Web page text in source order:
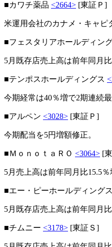
■カワチ薬品 <2664> [東証Ｐ]
米運用会社のカナメ・キャピ
■フェスタリアホールディン
5月既存店売上高は前年同月
■テンポスホールディングス
今期経常は40％増で2期連続最
■アルペン <3028> [東証Ｐ]
今期配当を5円増額修正。
■ＭｏｎｏｔａＲＯ <3064> [
5月売上高は前年同月比15.5％
■エー・ピーホールディングス
5月既存店売上高は前年同月比
■チムニー <3178> [東証Ｓ]